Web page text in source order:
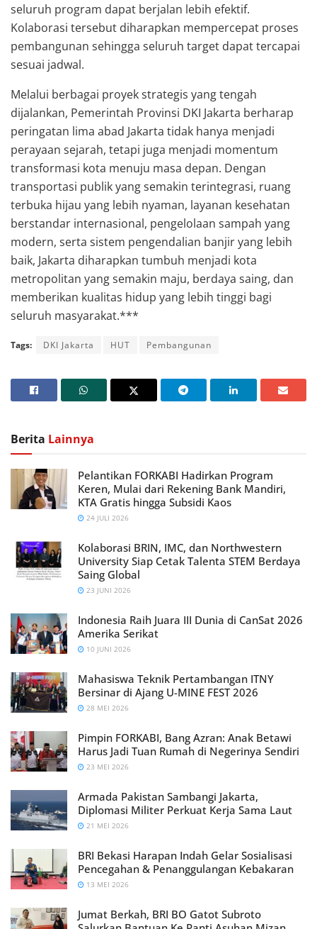
seluruh program dapat berjalan lebih efektif.
Kolaborasi tersebut diharapkan mempercepat proses
pembangunan sehingga seluruh target dapat tercapai
sesuai jadwal.
Melalui berbagai proyek strategis yang tengah
dijalankan, Pemerintah Provinsi DKI Jakarta berharap
peringatan lima abad Jakarta tidak hanya menjadi
perayaan sejarah, tetapi juga menjadi momentum
transformasi kota menuju masa depan. Dengan
transportasi publik yang semakin terintegrasi, ruang
terbuka hijau yang lebih nyaman, layanan kesehatan
berstandar internasional, pengelolaan sampah yang
modern, serta sistem pengendalian banjir yang lebih
baik, Jakarta diharapkan tumbuh menjadi kota
metropolitan yang semakin maju, berdaya saing, dan
memberikan kualitas hidup yang lebih tinggi bagi
seluruh masyarakat.***
Tags: DKI Jakarta HUT Pembangunan
Berita Lainnya
Pelantikan FORKABI Hadirkan Program
Keren, Mulai dari Rekening Bank Mandiri,
KTA Gratis hingga Subsidi Kaos
24 JULI 2026
Kolaborasi BRIN, IMC, dan Northwestern
University Siap Cetak Talenta STEM Berdaya
Saing Global
23 JUNI 2026
Indonesia Raih Juara III Dunia di CanSat 2026
Amerika Serikat
10 JUNI 2026
Mahasiswa Teknik Pertambangan ITNY
Bersinar di Ajang U-MINE FEST 2026
28 MEI 2026
Pimpin FORKABI, Bang Azran: Anak Betawi
Harus Jadi Tuan Rumah di Negerinya Sendiri
23 MEI 2026
Armada Pakistan Sambangi Jakarta,
Diplomasi Militer Perkuat Kerja Sama Laut
21 MEI 2026
BRI Bekasi Harapan Indah Gelar Sosialisasi
Pencegahan & Penanggulangan Kebakaran
13 MEI 2026
Jumat Berkah, BRI BO Gatot Subroto